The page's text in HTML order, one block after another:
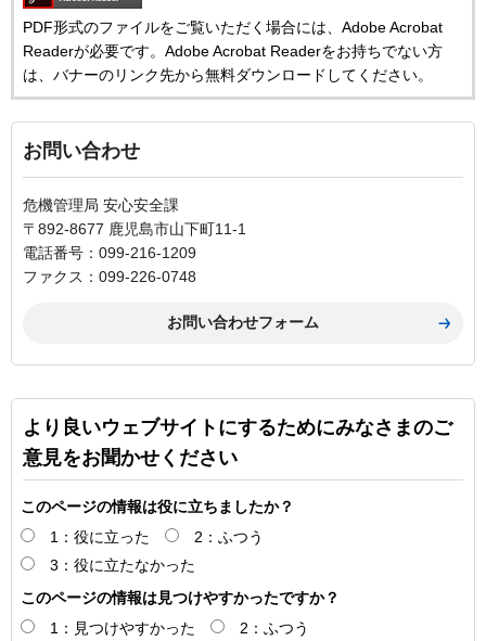
PDF形式のファイルをご覧いただく場合には、Adobe Acrobat
Readerが必要です。Adobe Acrobat Readerをお持ちでない方
は、バナーのリンク先から無料ダウンロードしてください。
お問い合わせ
危機管理局 安心安全課
〒892-8677 鹿児島市山下町11-1
電話番号：099-216-1209
ファクス：099-226-0748
より良いウェブサイトにするためにみなさまのご
意見をお聞かせください
このページの情報は役に立ちましたか？
1：役に立った
2：ふつう
3：役に立たなかった
このページの情報は見つけやすかったですか？
1：見つけやすかった
2：ふつう